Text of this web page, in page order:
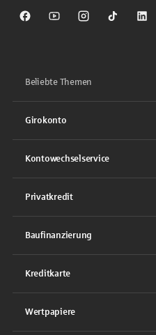
Sparkasse auf Facebook
Sparkasse auf Youtube
Sparkasse auf
Sparkasse
Beliebte Themen
Girokonto
Kontowechselservice
Privatkredit
Baufinanzierung
Kreditkarte
Wertpapiere